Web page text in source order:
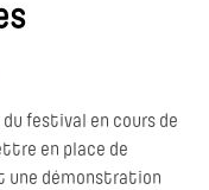
du festival en cours de
en place de
une démonstration